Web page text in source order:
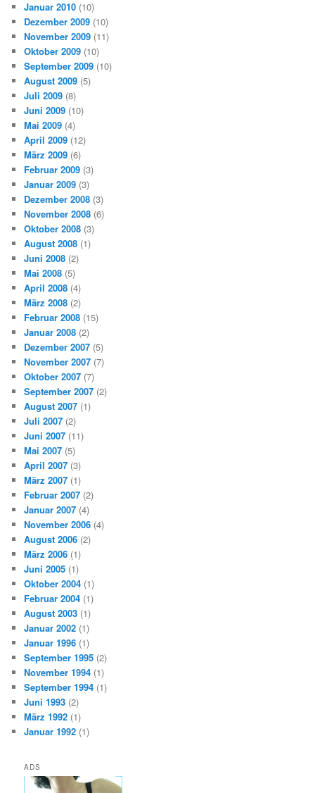
Januar 2010 (10)
Dezember 2009 (10)
November 2009 (11)
Oktober 2009 (10)
September 2009 (10)
August 2009 (5)
Juli 2009 (8)
Juni 2009 (10)
Mai 2009 (4)
April 2009 (12)
März 2009 (6)
Februar 2009 (3)
Januar 2009 (3)
Dezember 2008 (3)
November 2008 (6)
Oktober 2008 (3)
August 2008 (1)
Juni 2008 (2)
Mai 2008 (5)
April 2008 (4)
März 2008 (2)
Februar 2008 (15)
Januar 2008 (2)
Dezember 2007 (5)
November 2007 (7)
Oktober 2007 (7)
September 2007 (2)
August 2007 (1)
Juli 2007 (2)
Juni 2007 (11)
Mai 2007 (5)
April 2007 (3)
März 2007 (1)
Februar 2007 (2)
Januar 2007 (4)
November 2006 (4)
August 2006 (2)
März 2006 (1)
Juni 2005 (1)
Oktober 2004 (1)
Februar 2004 (1)
August 2003 (1)
Januar 2002 (1)
Januar 1996 (1)
September 1995 (2)
November 1994 (1)
September 1994 (1)
Juni 1993 (2)
März 1992 (1)
Januar 1992 (1)
ADS